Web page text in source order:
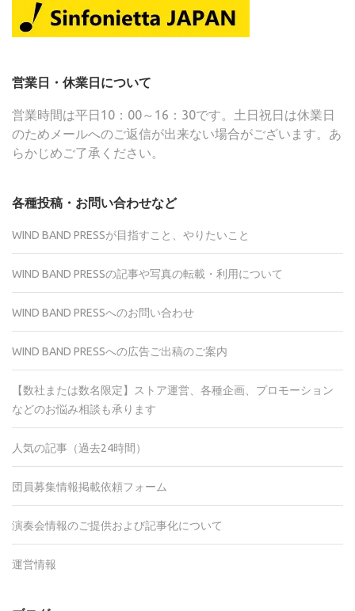
営業日・休業日について
営業時間は平日10：00～16：30です。土日祝日は休業日
のためメールへのご返信が出来ない場合がございます。あ
らかじめご了承ください。
各種投稿・お問い合わせなど
WIND BAND PRESSが目指すこと、やりたいこと
WIND BAND PRESSの記事や写真の転載・利用について
WIND BAND PRESSへのお問い合わせ
WIND BAND PRESSへの広告ご出稿のご案内
【数社または数名限定】ストア運営、各種企画、プロモーション
などのお悩み相談も承ります
人気の記事（過去24時間）
団員募集情報掲載依頼フォーム
演奏会情報のご提供および記事化について
運営情報